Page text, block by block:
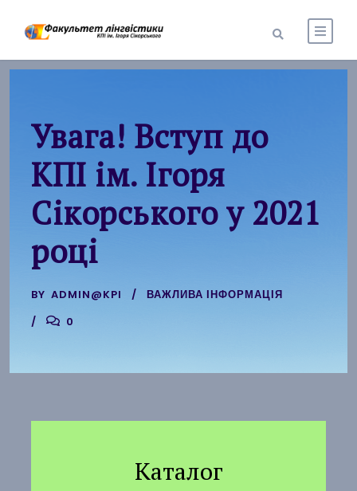
Увага! Вступ до
КПІ ім. Ігоря
Сікорського у 2021
році
BY ADMIN@KPI
ВАЖЛИВА ІНФОРМАЦІЯ
0
Каталог